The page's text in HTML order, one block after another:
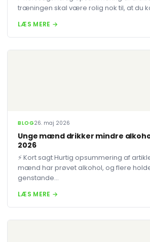
træningen skal være rolig nok til, at du
LÆS MERE →
BLOG26. maj 2026
Unge mænd drikker mindre
2026
⚡ Kort sagt Hurtig opsummering af
mænd har prøvet alkohol, og flere
genstande...
LÆS MERE →